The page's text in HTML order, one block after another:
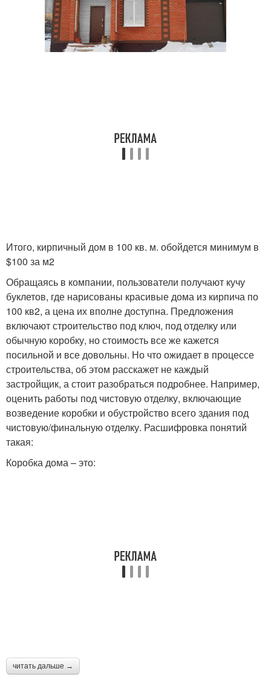
Итого, кирпичный дом в 100 кв. м. обойдется минимум в
$100 за м2
Обращаясь в компании, пользователи получают кучу
буклетов, где нарисованы красивые дома из кирпича по
100 кв2, а цена их вполне доступна. Предложения
включают строительство под ключ, под отделку или
обычную коробку, но стоимость все же кажется
посильной и все довольны. Но что ожидает в процессе
строительства, об этом расскажет не каждый
застройщик, а стоит разобраться подробнее. Например,
оценить работы под чистовую отделку, включающие
возведение коробки и обустройство всего здания под
чистовую/финальную отделку. Расшифровка понятий
такая:
Коробка дома – это:
читать дальше →